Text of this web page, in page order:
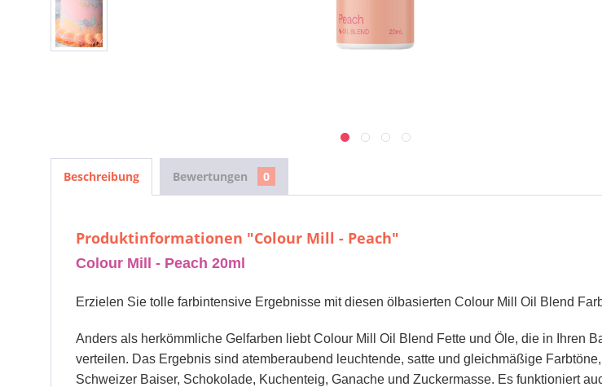
Beschreibung Bewertungen 0
Produktinformationen "Colour Mill - Peach"
Colour Mill - Peach 20ml
Erzielen Sie tolle farbintensive Ergebnisse mit diesen ölbasierten Colour Mill Oil Blend
Anders als herkömmliche Gelfarben liebt Colour Mill Oil Blend Fette und Öle, die in Ihren
verteilen. Das Ergebnis sind atemberaubend leuchtende, satte und gleichmäßige
Schweizer Baiser, Schokolade, Kuchenteig, Ganache und Zuckermasse. Es funktioniert